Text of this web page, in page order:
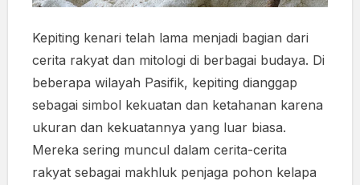
Kepiting kenari telah lama menjadi bagian dari
cerita rakyat dan mitologi di berbagai budaya. Di
beberapa wilayah Pasifik, kepiting dianggap
sebagai simbol kekuatan dan ketahanan karena
ukuran dan kekuatannya yang luar biasa.
Mereka sering muncul dalam cerita-cerita
rakyat sebagai makhluk penjaga pohon kelapa